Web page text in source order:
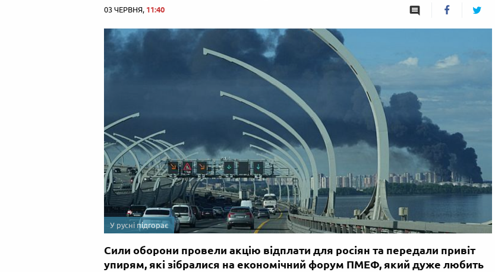
03 ЧЕРВНЯ, 11:40
У русні підгорає
Сили оборони провели акцію відплати для росіян та передали привіт
упирям, які зібралися на економічний форум ПМЕФ, який дуже любить